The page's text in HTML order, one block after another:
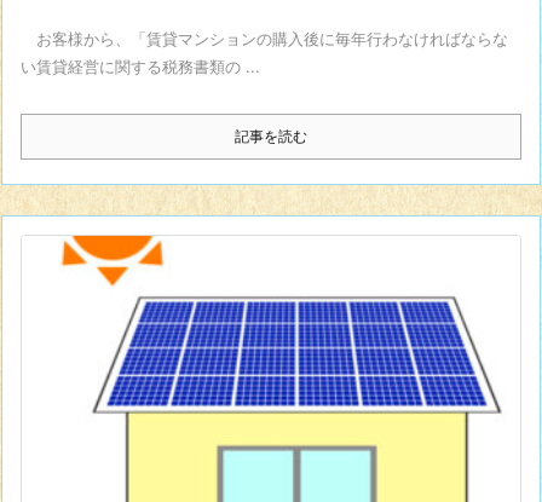
お客様から、「賃貸マンションの購入後に毎年行わなければならな
い賃貸経営に関する税務書類の ...
記事を読む